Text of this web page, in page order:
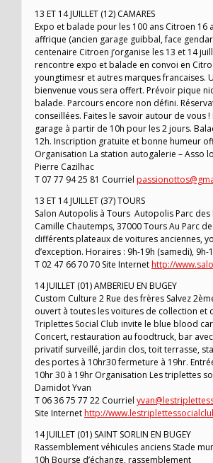
13 ET 14 JUILLET (12) CAMARES
Expo et balade pour les 100 ans Citroen 16
affrique (ancien garage guibbal, face
centenaire Citroen j’organise les 13 et 14
rencontre expo et balade en convoi en
youngtimesr et autres marques francaises.
bienvenue vous sera offert. Prévoir pique
balade. Parcours encore non défini.
conseillées. Faites le savoir autour de vous !
garage à partir de 10h pour les 2 jours.
12h. Inscription gratuite et bonne humeur
Organisation La station autogalerie – Asso
Pierre Cazilhac
T 07 77 94 25 81 Courriel
13 ET 14 JUILLET (37) TOURS
Salon Autopolis à Tours Autopolis Parc des
Camille Chautemps, 37000 Tours Au Parc
différents plateaux de voitures anciennes,
d’exception. Horaires : 9h-19h (samedi), 9h-
T 02 47 66 70 70 Site Internethttp://
14 JUILLET (01) AMBERIEU EN BUGEY
Custom Culture 2 Rue des frères Salvez
ouvert à toutes les voitures de collection et
Triplettes Social Club invite le blue blood
Concert, restauration au foodtruck, bar
privatif surveillé, jardin clos, toit terrasse,
des portes à 10hr30 fermeture à 19hr.
10hr 30 à 19hr Organisation Les triplettes
Damidot Yvan
T 06 36 75 77 22 Courriel
Site Internethttp://
14 JUILLET (01) SAINT SORLIN EN BUGEY
Rassemblement véhicules anciens Stade
10h Bourse d’échange, rassemblement